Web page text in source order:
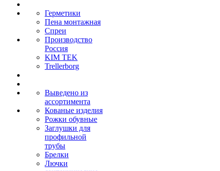
Герметики
Пена монтажная
Спреи
Производство
Россия
KIM TEK
Trellerborg
Выведено из
ассортимента
Кованые изделия
Рожки обувные
Заглушки для
профильной
трубы
Брелки
Лючки